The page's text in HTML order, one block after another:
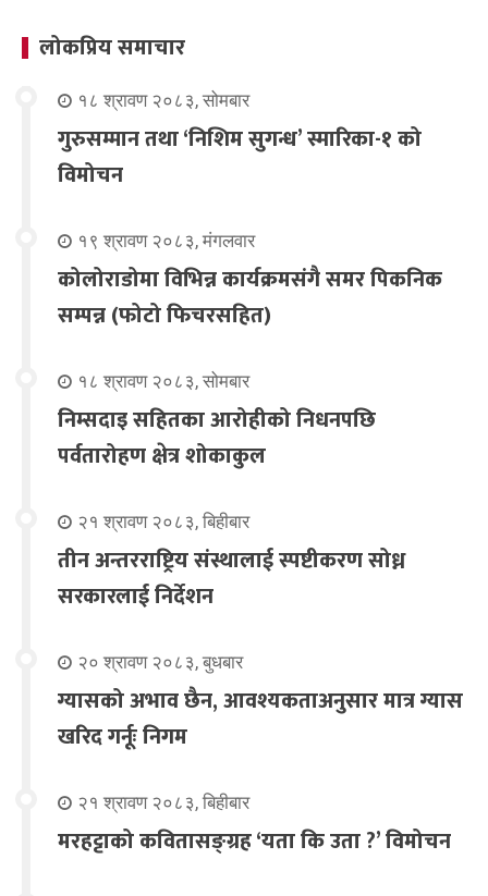
लोकप्रिय समाचार
१८ श्रावण २०८३, सोमबार
गुरुसम्मान तथा ‘निशिम सुगन्ध’ स्मारिका-१ को
विमोचन
१९ श्रावण २०८३, मंगलवार
कोलोराडोमा विभिन्न कार्यक्रमसंगै समर पिकनिक
सम्पन्न (फोटो फिचरसहित)
१८ श्रावण २०८३, सोमबार
निम्सदाइ सहितका आरोहीको निधनपछि
पर्वतारोहण क्षेत्र शोकाकुल
२१ श्रावण २०८३, बिहीबार
तीन अन्तरराष्ट्रिय संस्थालाई स्पष्टीकरण सोध्न
सरकारलाई निर्देशन
२० श्रावण २०८३, बुधबार
ग्यासको अभाव छैन, आवश्यकताअनुसार मात्र ग्यास
खरिद गर्नूः निगम
२१ श्रावण २०८३, बिहीबार
मरहट्टाको कवितासङ्ग्रह ‘यता कि उता ?’ विमोचन